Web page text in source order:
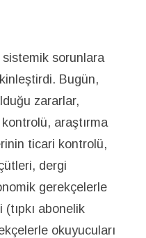
sistemik sorunlara
Bugün,
zararlar,
araştırma
ticari kontrolü,
dergi
gerekçelerle
abonelik
okuyucuları